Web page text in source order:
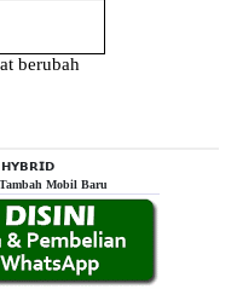
Mobil Baru